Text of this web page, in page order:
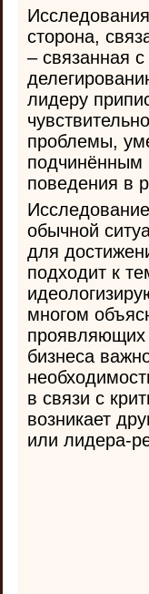
сторона,
– связанная
лидеру
проблемы,
подчинённым
поведения в
обычной
для
подходит к
многом
проявляющих
бизнеса
в связи с
возникает
или лидера-